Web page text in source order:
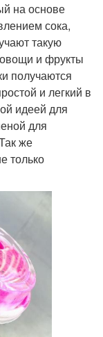
на основе
сока,
такую
и фрукты
получаются
и легкий в
идеей для
для
же
только